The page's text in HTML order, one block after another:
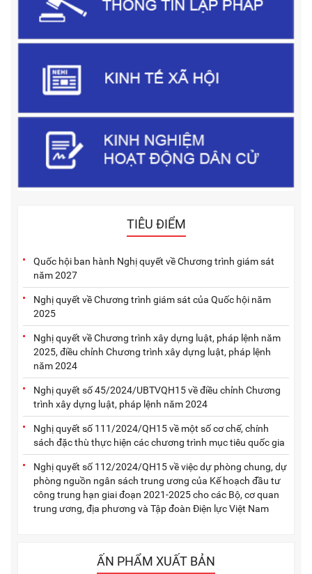
TIÊU ĐIỂM
Quốc hội ban hành Nghị quyết về Chương trình giám sát
năm 2027
Nghị quyết về Chương trình giám sát của Quốc hội năm
2025
Nghị quyết về Chương trình xây dựng luật, pháp lệnh năm
2025, điều chỉnh Chương trình xây dựng luật, pháp lệnh
năm 2024
Nghị quyết số 45/2024/UBTVQH15 về điều chỉnh Chương
trình xây dựng luật, pháp lệnh năm 2024
Nghị quyết số 111/2024/QH15 về một số cơ chế, chính
sách đặc thù thực hiện các chương trình mục tiêu quốc gia
Nghị quyết số 112/2024/QH15 về việc dự phòng chung, dự
phòng nguồn ngân sách trung ương của Kế hoạch đầu tư
công trung hạn giai đoạn 2021-2025 cho các Bộ, cơ quan
trung ương, địa phương và Tập đoàn Điện lực Việt Nam
ẤN PHẨM XUẤT BẢN